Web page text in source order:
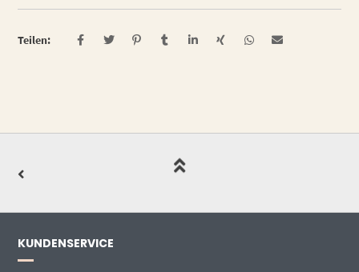
Teilen:
KUNDENSERVICE